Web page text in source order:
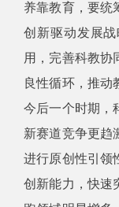
养靠教育，要统
创新驱动发展
用，完善科教协
良性循环，推动
今后一个时期，
新赛道竞争更趋
进行原创性引领
创新能力，快速